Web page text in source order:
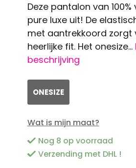
Deze pantalon van
pure luxe uit! De
met aantrekkoord zorgt
heerlijke fit. Het onesize...
beschrijving
ONESIZE
Wat is mijn maat?
Nog 8 op voorraad
Verzending met DHL !